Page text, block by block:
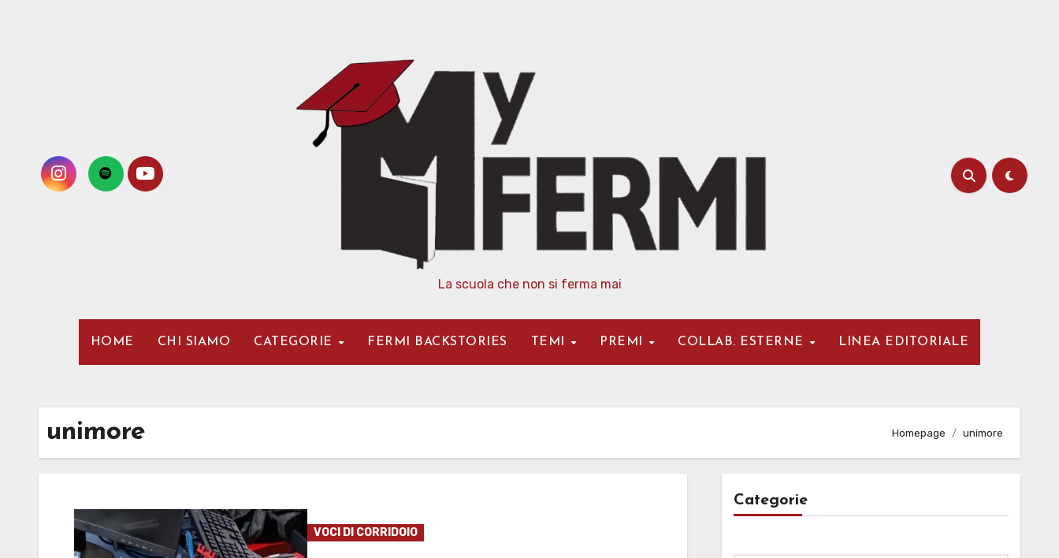
La scuola che non si ferma mai
HOME CHI SIAMO CATEGORIE FERMI BACKSTORIES TEMI PREMI COLLAB. ESTERNE LINEA EDITORIALE
unimore Homepage unimore
VOCI DI CORRIDOIO
Categorie